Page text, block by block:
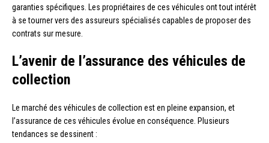
garanties spécifiques. Les propriétaires de ces véhicules ont tout intérêt
à se tourner vers des assureurs spécialisés capables de proposer des
contrats sur mesure.
L’avenir de l’assurance des véhicules de
collection
Le marché des véhicules de collection est en pleine expansion, et
l’assurance de ces véhicules évolue en conséquence. Plusieurs
tendances se dessinent :